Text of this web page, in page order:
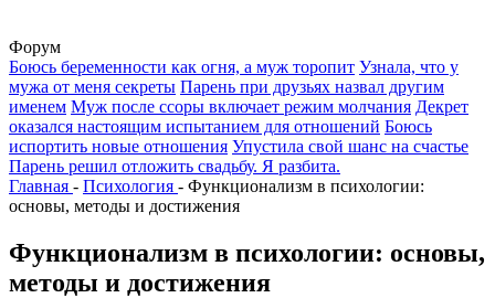
Форум
Боюсь беременности как огня, а муж торопит Узнала, что у
мужа от меня секреты Парень при друзьях назвал другим
именем Муж после ссоры включает режим молчания Декрет
оказался настоящим испытанием для отношений Боюсь
испортить новые отношения Упустила свой шанс на счастье
Парень решил отложить свадьбу. Я разбита.
Главная - Психология - Функционализм в психологии:
основы, методы и достижения
Функционализм в психологии: основы,
методы и достижения